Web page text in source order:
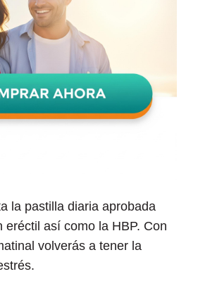
la pastilla diaria aprobada
eréctil así como la HBP. Con
volverás a tener la